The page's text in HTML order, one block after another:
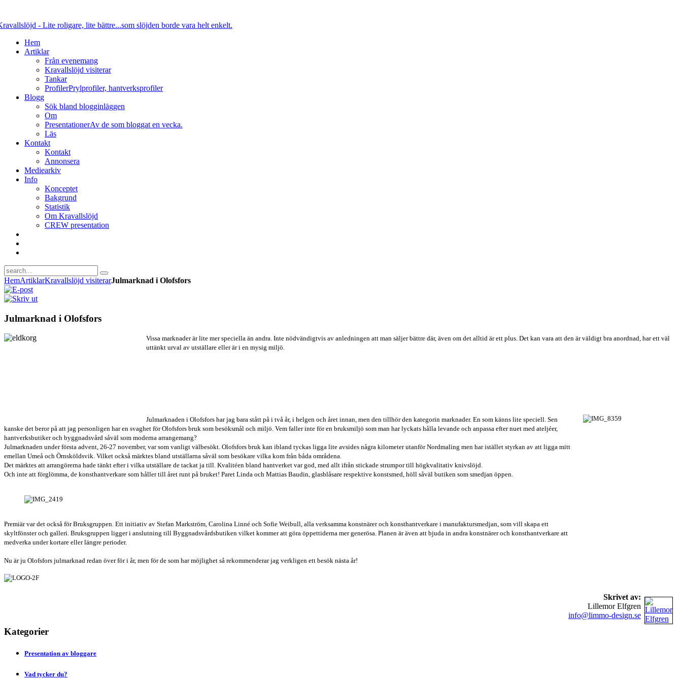
Hem
Artiklar
Från evenemang
Kravallslöjd visiterar
Tankar
ProfilerPrylprofiler, hantverksprofiler
Blogg
Sök bland blogginläggen
Om
PresentationerAv de som bloggat en vecka.
Läs
Kontakt
Kontakt
Annonsera
Mediearkiv
Info
Konceptet
Bakgrund
Statistik
Om Kravallslöjd
CREW presentation
HemArtiklarKravallslöjd visiterarJulmarknad i Olofsfors
Julmarknad i Olofsfors
Vissa marknader är lite mer speciella än andra. Inte nödvändigtvis av anledningen att man säljer bättre där, även om det alltid är ett plus. Det kan vara att den är väldigt bra anordnad, har ett väl
uttänkt urval av utställare eller är i en mysig miljö.
Julmarknaden i Olofsfors har jag bara stått på i två år, i helgen och året innan, men den tillhör den kategorin marknader. En som känns lite speciell. Sen
kanske det beror på att jag personligen har en svaghet för Olofsfors bruk som besöksmål och miljö. Vem faller inte för en bruksmiljö som man har lyckats hålla levande och anpassa efter nuet med ateljéer,
hantverksbutiker och byggnadsvård såväl som moderna arrangemang?
Julmarknaden under första advent, 26-27 november, var som vanligt välbesökt. Olofsfors bruk kan ibland tyckas ligga lite avsides några kilometer utanför Nordmaling men har istället styrkan av att ligga mitt
emellan Umeå och Örnsköldsvik. Vilket också märktes bland utställarna såväl som besökare vilka kom från båda områdena.
Det märktes att arrangörerna hade tänkt efter i vilka utställare de tackat ja till. Kvalitéen bland hantverket var god, med allt ifrån stickade strumpor till högkvalitativ knivslöjd.
Och inte att förglömma, de konsthantverkare som håller till året runt på bruket! Paret Linda och Mattias Baudin, glasblåsare respektive konstsmed, höll såväl butiken som smedjan öppen.
Premiär var det också för Bruksgruppen. Ett initiativ av Stefan Markström, Carolina Linné och Sofie Weibull, alla verksamma konstnärer och konsthantverkare i manufaktursmedjan, som vill skapa ett
skyltfönster och galleri. Bruksgruppen ligger i anslutning till Byggnadsvårdsbutiken vilket kommer att göra öppettiderna mer generösa. Planen är även att bjuda in andra konstnärer och konsthantverkare att
medverka under kortare eller längre perioder.
Nu är ju Olofsfors julmarknad redan över för i år, men för de som har möjlighet så rekommenderar jag verkligen ett besök nästa år!
Skrivet av:
Lillemor Elfgren
info@limmo-design.se
Kategorier
Presentation av bloggare
Vad tycker du?